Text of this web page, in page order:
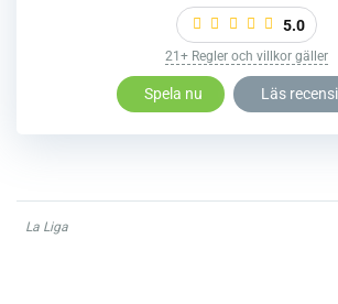
5.0
21+ Regler och villkor gäller
Spela nu Läs
La Liga